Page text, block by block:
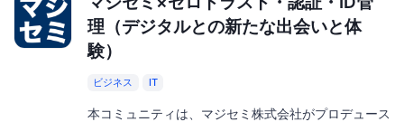
理（デジタルとの新たな出会いと体
験）
ビジネス IT
本コミュニティは、マジセミ株式会社がプロデュース